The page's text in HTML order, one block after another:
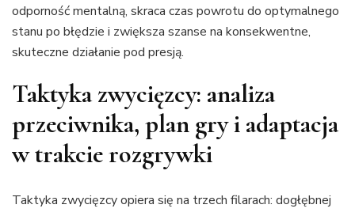
odporność mentalną, skraca czas powrotu do optymalnego
stanu po błędzie i zwiększa szanse na konsekwentne,
skuteczne działanie pod presją.
Taktyka zwycięzcy: analiza
przeciwnika, plan gry i adaptacja
w trakcie rozgrywki
Taktyka zwycięzcy opiera się na trzech filarach: dogłębnej